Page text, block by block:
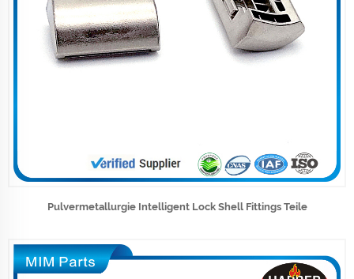
Pulvermetallurgie Intelligent Lock Shell Fittings Teile